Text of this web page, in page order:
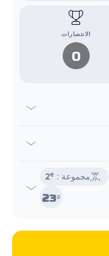
الانتصارات
0
مجموعة : 2e
23e